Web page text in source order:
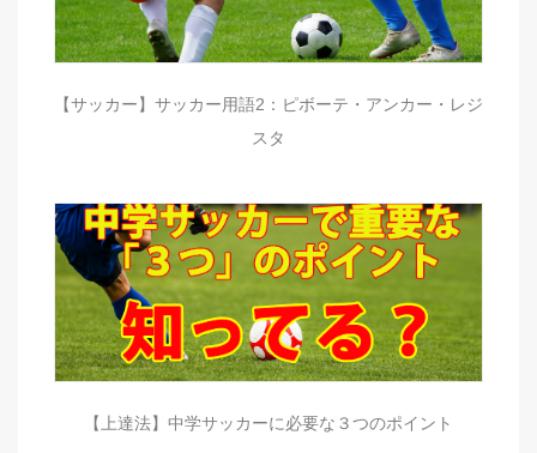
【サッカー】サッカー用語2：ピボーテ・アンカー・レジ
スタ
【上達法】中学サッカーに必要な３つのポイント